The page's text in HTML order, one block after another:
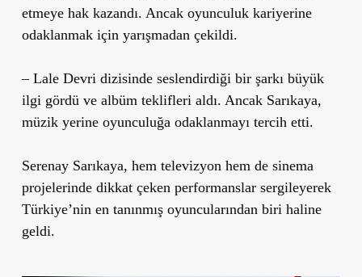
etmeye hak kazandı. Ancak oyunculuk kariyerine
odaklanmak için yarışmadan çekildi.
– Lale Devri dizisinde seslendirdiği bir şarkı büyük
ilgi gördü ve albüm teklifleri aldı. Ancak Sarıkaya,
müzik yerine oyunculuğa odaklanmayı tercih etti.
Serenay Sarıkaya, hem televizyon hem de sinema
projelerinde dikkat çeken performanslar sergileyerek
Türkiye’nin en tanınmış oyuncularından biri haline
geldi.